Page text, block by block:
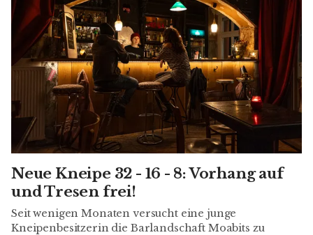
Neue Kneipe 32 - 16 - 8: Vorhang auf
und Tresen frei!
Seit wenigen Monaten versucht eine junge
Kneipenbesitzerin die Barlandschaft Moabits zu